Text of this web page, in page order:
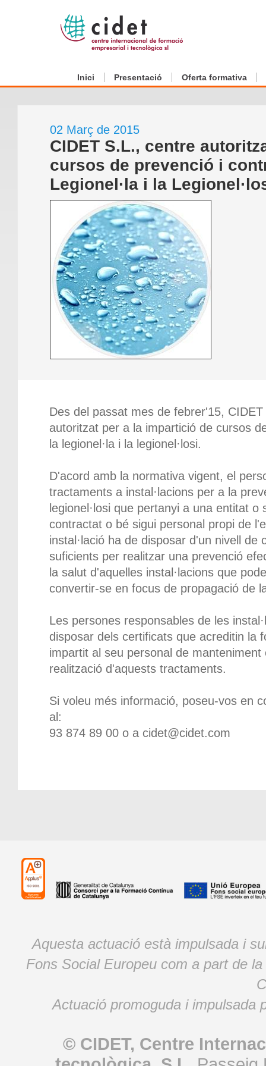
Inici Presentació Oferta formativa
02 Març de 2015
CIDET S.L., centre
cursos de prevenció i
Legionel·la i la
Des del passat mes de febrer'15,
autoritzat per a la impartició de cursos
la legionel·la i la legionel·losi.
D'acord amb la normativa vigent, el
tractaments a instal·lacions per a la
legionel·losi que pertanyi a una entitat o
contractat o bé sigui personal propi de
instal·lació ha de disposar d'un nivell de
suficients per realitzar una prevenció
la salut d'aquelles instal·lacions que
convertir-se en focus de propagació de
Les persones responsables de les
disposar dels certificats que acreditin la
impartit al seu personal de manteniment
realització d'aquests tractaments.
Si voleu més informació, poseu-vos en
al:
93 874 89 00 o a cidet@cidet.com
Aquesta actuació està impulsada i
Fons Social Europeu com a part de
Actuació promoguda i impulsada
© CIDET, Centre